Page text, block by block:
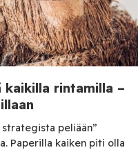
kaikilla rintamilla –
strategista peliään”
Paperilla kaiken piti olla